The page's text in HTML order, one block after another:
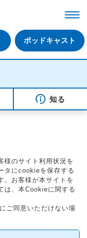
ポッドキャスト
知る
様のサイト利用状況を
タにcookieを保存する
。お客様が本サイトを
は、本Cookieに関する
ご同意いただけない場